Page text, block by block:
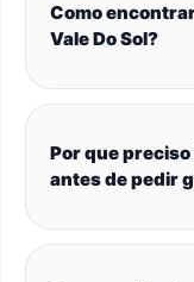
Como
Vale Do Sol?
Por que
antes de pedir